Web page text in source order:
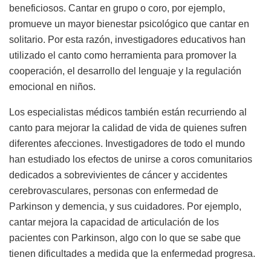
beneficiosos. Cantar en grupo o coro, por ejemplo,
promueve un mayor bienestar psicológico que cantar en
solitario. Por esta razón, investigadores educativos han
utilizado el canto como herramienta para promover la
cooperación, el desarrollo del lenguaje y la regulación
emocional en niños.
Los especialistas médicos también están recurriendo al
canto para mejorar la calidad de vida de quienes sufren
diferentes afecciones. Investigadores de todo el mundo
han estudiado los efectos de unirse a coros comunitarios
dedicados a sobrevivientes de cáncer y accidentes
cerebrovasculares, personas con enfermedad de
Parkinson y demencia, y sus cuidadores. Por ejemplo,
cantar mejora la capacidad de articulación de los
pacientes con Parkinson, algo con lo que se sabe que
tienen dificultades a medida que la enfermedad progresa.